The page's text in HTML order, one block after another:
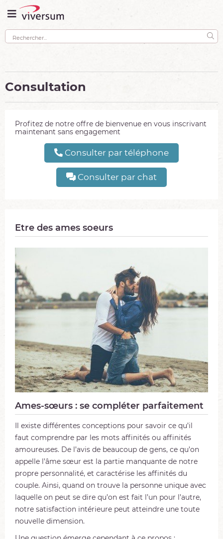
Consultation
Profitez de notre offre de bienvenue en vous inscrivant
maintenant sans engagement
Consulter par téléphone
Consulter par chat
Etre des ames soeurs
Ames-sœurs : se compléter parfaitement
Il existe différentes conceptions pour savoir ce qu’il
faut comprendre par les mots affinités ou affinités
amoureuses. De l’avis de beaucoup de gens, ce qu’on
appelle l’âme sœur est la partie manquante de notre
propre personnalité, et caractérise les affinités du
couple. Ainsi, quand on trouve la personne unique avec
laquelle on peut se dire qu’on est fait l’un pour l’autre,
notre satisfaction intérieure peut atteindre une toute
nouvelle dimension.